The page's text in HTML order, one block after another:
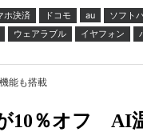
ホ決済 ドコモ au ソフト
ウェアラブル イヤフォン
能も搭載
10％オフ AI